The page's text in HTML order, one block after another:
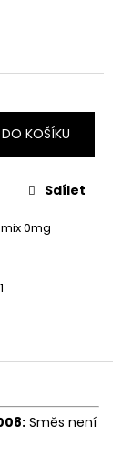
DO KOŠÍKU
0mg
Sdílet
Směs není